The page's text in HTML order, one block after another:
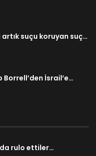
artık suçu koruyan suç…
İsrail’e…
rulo ettiler…